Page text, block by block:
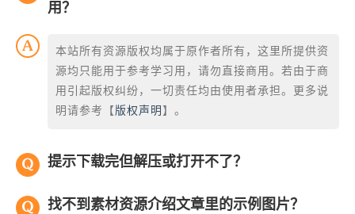
用？
本站所有资源版权均属于原作者所有，这里所提供资
源均只能用于参考学习用，请勿直接商用。若由于商
用引起版权纠纷，一切责任均由使用者承担。更多说
明请参考【 版权声明 】。
提示下载完但解压或打开不了？
找不到素材资源介绍文章里的示例图片？